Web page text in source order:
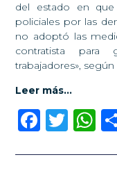
del estado en que
policiales por las
no adoptó las
contratista para
trabajadores»,
Leer más…